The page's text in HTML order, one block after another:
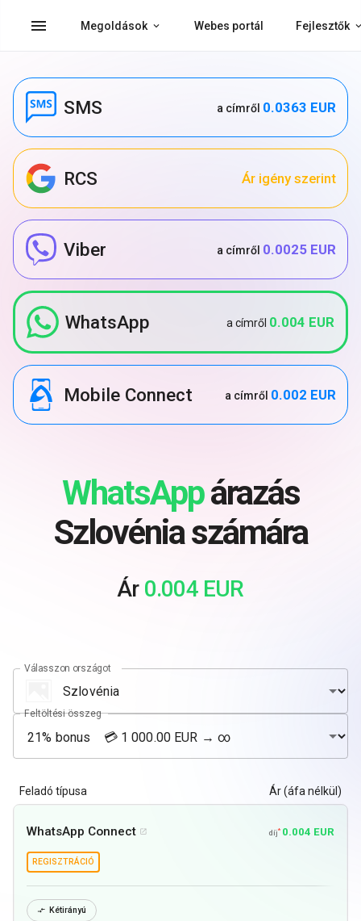
menu Megoldások Webes portál Fejlesztők
SMS a címről 0.0363 EUR
RCS Ár igény szerint
Viber a címről 0.0025 EUR
WhatsApp a címről 0.004 EUR
Mobile Connect a címről 0.002 EUR
WhatsAppárazás
Szlovénia számára
Ár 0.004 EUR
Válasszon országot
Feltöltési összeg
Feladó típusa Ár (áfa nélkül)
WhatsApp Connect  díj* 0.004 EUR
REGISZTRÁCIÓ
 Kétirányú